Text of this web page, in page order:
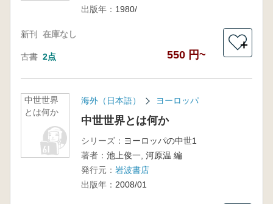
出版年： 1980/
新刊 在庫なし
古書 2点 550 円~
＋
中世世界
とは何か
海外（日本語） ヨーロッパ
中世世界とは何か
シリーズ： ヨーロッパの中世1
著者： 池上俊一, 河原温 編
発行元： 岩波書店
出版年： 2008/01